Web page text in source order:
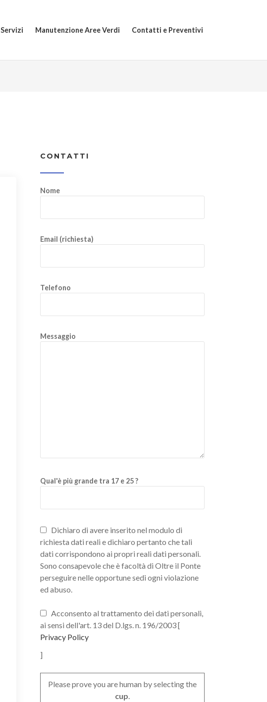
Servizi Manutenzione Aree Verdi Contatti e Preventivi
CONTATTI
Nome
Email (richiesta)
Telefono
Messaggio
Qual'è più grande tra 17 e 25 ?
Dichiaro di avere inserito nel modulo di
richiesta dati reali e dichiaro pertanto che tali
dati corrispondono ai propri reali dati personali.
Sono consapevole che è facoltà di Oltre il Ponte
perseguire nelle opportune sedi ogni violazione
ed abuso.
Acconsento al trattamento dei dati personali,
ai sensi dell'art. 13 del D.lgs. n. 196/2003 [
Privacy Policy
]
Please prove you are human by selecting the
cup.